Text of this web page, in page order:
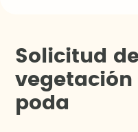
So icitud d
vegetación
poda